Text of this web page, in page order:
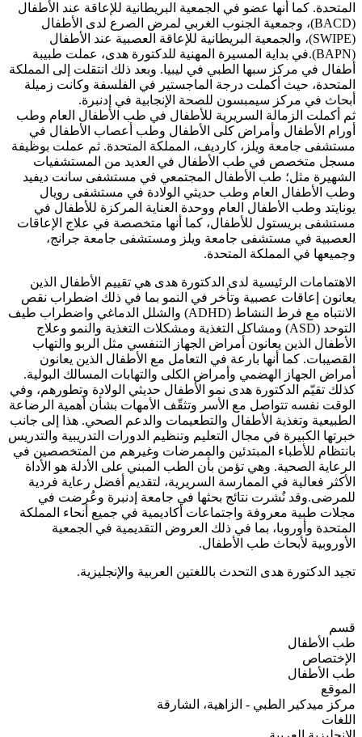
المتحدة. كما أنها عضو في الجمعية البريطانية للإعاقة عند الأطفال
(BACD)، وجمعية الجنوب الغربي لمرض الصرع لدى الأطفال
(SWIPE)، والجمعية البريطانية للإعاقة العصبية عند الأطفال
(BAPN).في بداية المسيرة المهنية للدكتورة هدى، عملت طبيبة
أطفال في مركز سبها الطبي في ليبيا. وبعد ذلك انتقلت إلى المملكة
المتحدة، حيث أكملت درجة الماجستير في الفلسفة وكانت زميلة
أبحاث في مركز سيمبسون للصحة الإنجابية في إدنبرة.
ثم أكملت الزمالة السريرية للأطفال في طب الأطفال العام وطب
أورام الأطفال وأمراض كلى الأطفال وطب أعصاب الأطفال في
مستشفى جامعة ويلز، كارديف، المملكة المتحدة. ثم عملت بوظيفة
مسجل متخصص في طب الأطفال في العديد من المستشفيات
الشهيرة مثل؛ طب الأطفال المجتمعي في مستشفى سانت ديفيد
وطب الأطفال العام وطب حديثي الولادة في مستشفى رويال
يونايتد وطب الأطفال العام ووحدة العناية المركزة للأطفال في
مستشفى بريستول للأطفال، كما أنها متخصصة في علاج الإعاقات
العصبية في مستشفى جامعة ويلز ومستشفى جامعة جرانج،
وجميعها في المملكة المتحدة.
الاهتمامات الرئيسية لدى الدكتورة هدى هي تقييم الأطفال الذين
يعانون إعاقات عصبية وتأخر في النمو بما في ذلك اضطراب نقص
الانتباه مع فرط النشاط (ADHD) والشلل الدماغي واضطراب طيف
التوحد (ASD) ومشاكل التغذية ومشكلات التغذية والنمو وعلاج
الأطفال الذين يعانون أمراض الجهاز التنفسي مثل الربو والتهاب
القصيبات. كما أنها بارعة في التعامل مع الأطفال الذين يعانون
أمراض الجهاز الهضمي وأمراض الكلى والتهابات المسالك البولية.
كذلك تقيّم الدكتورة هدى نمو الأطفال حديثي الولادة وتطورهم، وفي
الوقت نفسه تتواصل مع الأسر وتثقّف الأمهات بشأن أهمية الرضاعة
الطبيعية وتغذية الأطفال والتطعيمات والدعم الصحي. هذا إلى جانب
خبرتها الكبيرة في مجال التعليم وتنظيم الدورات التدريبية والتدريس
بانتظام للأطباء المبتدئين والممرضات وغيرهم من المتخصصين في
الرعاية الصحية. وهي تؤمن بأن الطب المبني على الأدلة هو الأداة
الأكثر فعالية في الممارسة السريرية، لتقديم أفضل رعاية فردية
للمرضى.وقد نُشرت نتائج بحثها في جامعة إدنبرة وعُرضت في
مجلات طبية معروفة واجتماعات أكاديمية في جميع أنحاء المملكة
المتحدة وأوروبا، بما في ذلك العروض التقديمية في الجمعية
الأوروبية لأبحاث طب الأطفال.
تجيد الدكتورة هدى التحدث باللغتين العربية والإنجليزية.
قسم
طب الأطفال
الإختصاص
طب الأطفال
الموقع
مركز ميدكير الطبي - الزاهية، الشارقة
اللغات